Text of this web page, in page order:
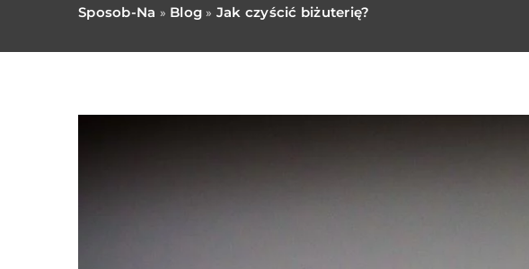
Sposob-Na » Blog » Jak czyścić biżuterię?